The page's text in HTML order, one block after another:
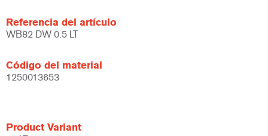
Referencia del artículo
WB82 DW 0.5 LT
Código del material
1250013653
Product Variant